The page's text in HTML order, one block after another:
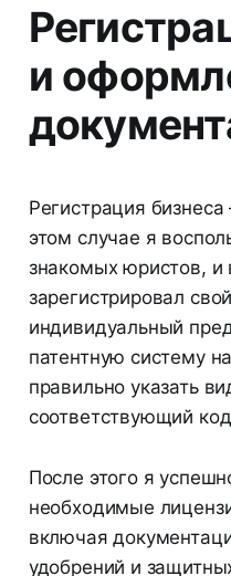
и
Регистрация
этом случае я
знакомых юристов, и
зарегистрировал
индивидуальный
патентную систему
правильно указать
соответствующий
После этого я
необходимые
включая
удобрений и